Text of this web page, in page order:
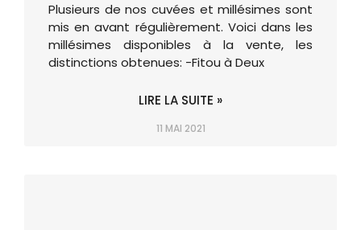
Plusieurs de nos cuvées et millésimes sont
mis en avant régulièrement. Voici dans les
millésimes disponibles à la vente, les
distinctions obtenues: -Fitou à Deux
LIRE LA SUITE »
11 MAI 2021